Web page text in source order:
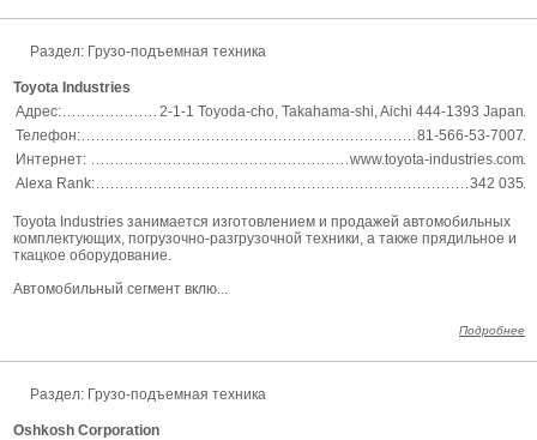
Раздел: Грузо-подъемная техника
Toyota Industries
Адрес:
2-1-1 Toyoda-cho, Takahama-shi, Aichi 444-1393 Japan
Телефон:
81-566-53-7007
Интернет:
www.toyota-industries.com
Alexa Rank:
342 035
Toyota Industries занимается изготовлением и продажей автомобильных
комплектующих, погрузочно-разгрузочной техники, а также прядильное и
ткацкое оборудование.
Автомобильный сегмент вклю...
Подробнее
Раздел: Грузо-подъемная техника
Oshkosh Corporation